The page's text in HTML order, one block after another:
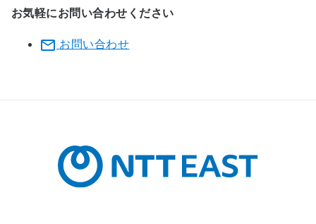
お気軽にお問い合わせください
お問い合わせ